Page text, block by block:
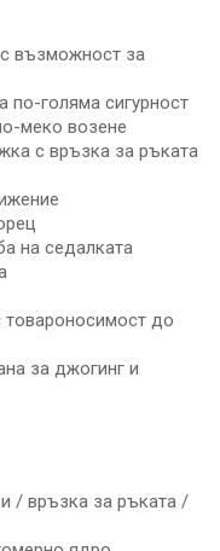
възможност за
по-голяма сигурност
меко возене
с връзка за ръката
на седалката
до
за джогинг и
/ връзка за ръката /